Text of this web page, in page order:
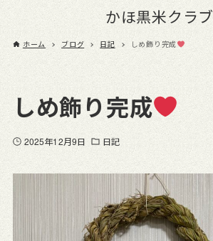
かほ黒米クラブ
ホーム ブログ 日記 しめ飾り完成
しめ飾り完成
2025年12月9日 日記